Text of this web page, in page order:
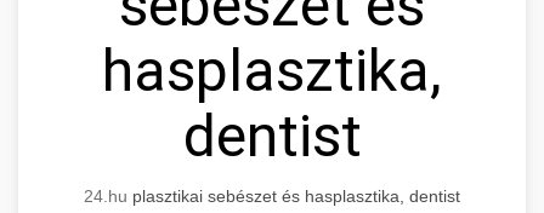
hasplasztika,
dentist
24.hu plasztikai sebészet és hasplasztika, dentist